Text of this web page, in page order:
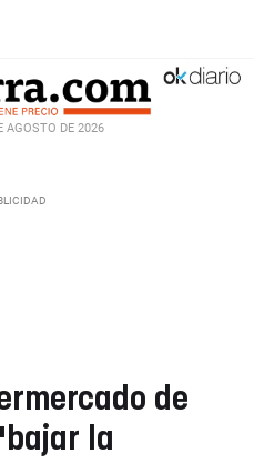
AGOSTO DE 2026
de
la